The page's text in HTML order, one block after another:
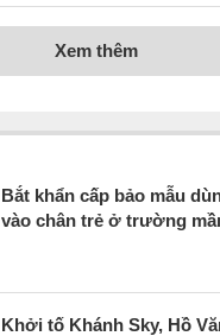
Xem thêm
Bắt khẩn cấp bảo mẫu
vào chân trẻ ở trường
Khởi tố Khánh Sky, Hồ